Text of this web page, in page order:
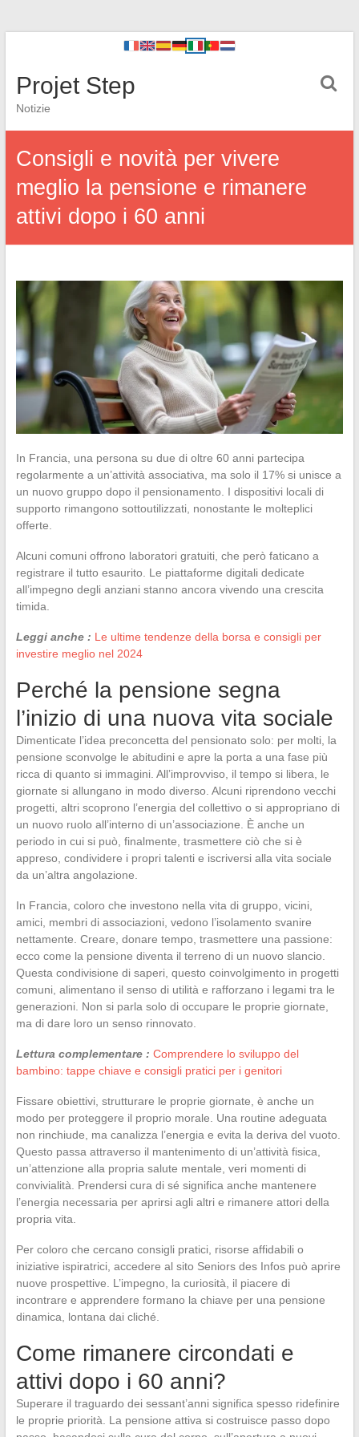
Projet Step
Notizie
Consigli e novità per vivere
meglio la pensione e rimanere
attivi dopo i 60 anni
In Francia, una persona su due di oltre 60 anni partecipa
regolarmente a un’attività associativa, ma solo il 17% si unisce a
un nuovo gruppo dopo il pensionamento. I dispositivi locali di
supporto rimangono sottoutilizzati, nonostante le molteplici
offerte.
Alcuni comuni offrono laboratori gratuiti, che però faticano a
registrare il tutto esaurito. Le piattaforme digitali dedicate
all’impegno degli anziani stanno ancora vivendo una crescita
timida.
Leggi anche : Le ultime tendenze della borsa e consigli per
investire meglio nel 2024
Perché la pensione segna
l’inizio di una nuova vita sociale
Dimenticate l’idea preconcetta del pensionato solo: per molti, la
pensione sconvolge le abitudini e apre la porta a una fase più
ricca di quanto si immagini. All’improvviso, il tempo si libera, le
giornate si allungano in modo diverso. Alcuni riprendono vecchi
progetti, altri scoprono l’energia del collettivo o si appropriano di
un nuovo ruolo all’interno di un’associazione. È anche un
periodo in cui si può, finalmente, trasmettere ciò che si è
appreso, condividere i propri talenti e iscriversi alla vita sociale
da un’altra angolazione.
In Francia, coloro che investono nella vita di gruppo, vicini,
amici, membri di associazioni, vedono l’isolamento svanire
nettamente. Creare, donare tempo, trasmettere una passione:
ecco come la pensione diventa il terreno di un nuovo slancio.
Questa condivisione di saperi, questo coinvolgimento in progetti
comuni, alimentano il senso di utilità e rafforzano i legami tra le
generazioni. Non si parla solo di occupare le proprie giornate,
ma di dare loro un senso rinnovato.
Lettura complementare : Comprendere lo sviluppo del
bambino: tappe chiave e consigli pratici per i genitori
Fissare obiettivi, strutturare le proprie giornate, è anche un
modo per proteggere il proprio morale. Una routine adeguata
non rinchiude, ma canalizza l’energia e evita la deriva del vuoto.
Questo passa attraverso il mantenimento di un’attività fisica,
un’attenzione alla propria salute mentale, veri momenti di
convivialità. Prendersi cura di sé significa anche mantenere
l’energia necessaria per aprirsi agli altri e rimanere attori della
propria vita.
Per coloro che cercano consigli pratici, risorse affidabili o
iniziative ispiratrici, accedere al sito Seniors des Infos può aprire
nuove prospettive. L’impegno, la curiosità, il piacere di
incontrare e apprendere formano la chiave per una pensione
dinamica, lontana dai cliché.
Come rimanere circondati e
attivi dopo i 60 anni?
Superare il traguardo dei sessant’anni significa spesso ridefinire
le proprie priorità. La pensione attiva si costruisce passo dopo